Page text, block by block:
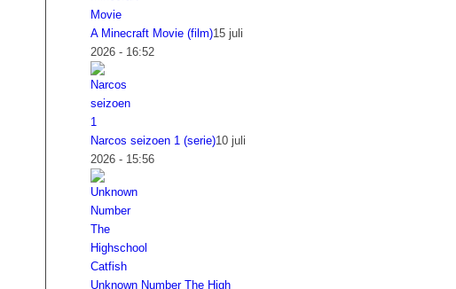
A Minecraft Movie (film)15 juli
2026 - 16:52
Narcos seizoen 1 (serie)10 juli
2026 - 15:56
Unknown Number The High